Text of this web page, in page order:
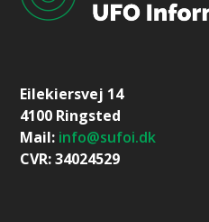
Eilekiersvej 14
4100 Ringsted
Mail: info@sufoi.dk
CVR: 34024529